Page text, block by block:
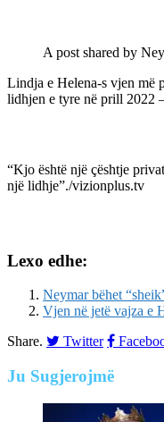
A post shared by
Lindja e Helena-s vjen më
lidhjen e tyre në prill 2022
“Kjo është një çështje
një lidhje”./vizionplus.tv
Lexo edhe:
Neymar bëhet
Vjen në jetë vajza e
Share.
Twitter
Ju Sugjerojmë